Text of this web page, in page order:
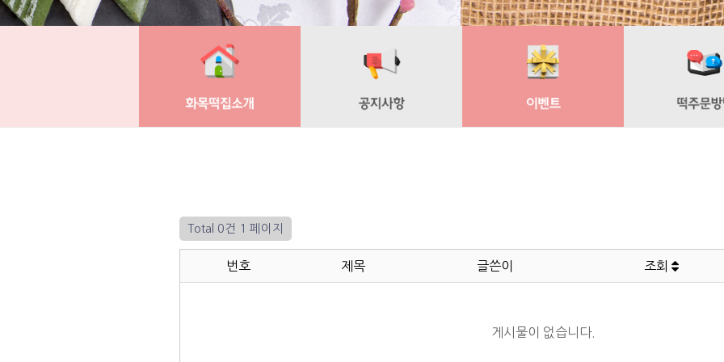
Total 0건 1 페이지
번호 제목 글쓴이 조회
게시물이 없습니다.